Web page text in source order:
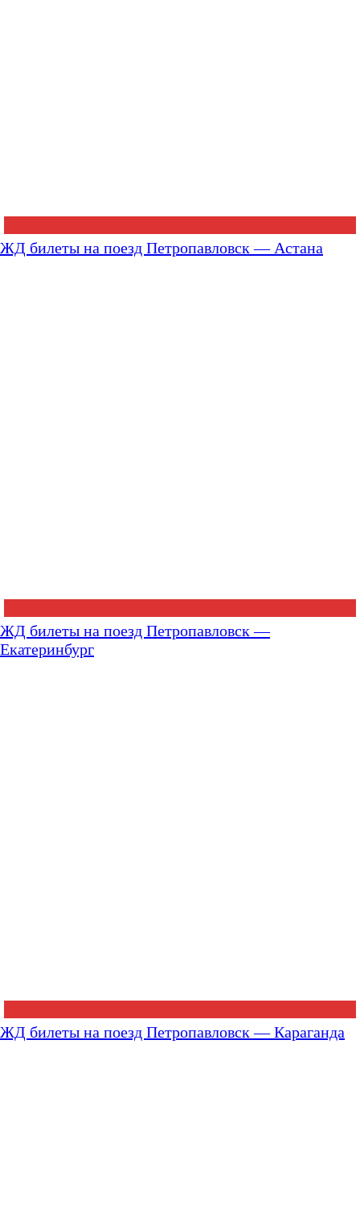
ЖД билеты на поезд Петропавловск — Астана
ЖД билеты на поезд Петропавловск —
Екатеринбург
ЖД билеты на поезд Петропавловск — Караганда